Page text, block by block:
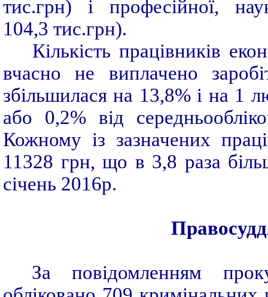
тис.грн) і професійної,
104,3 тис.грн).
Кількість працівників
вчасно не виплачено
збільшилася на 13,8% і на 1
або 0,2% від
Кожному із зазначених
11328 грн, що в 3,8 раза
січень 2016р.
За повідомленням